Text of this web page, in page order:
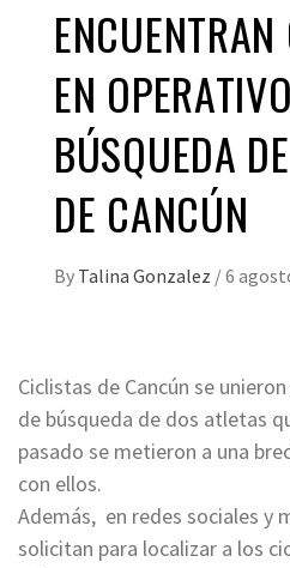
EN
BÚSQUEDA
DE CANCÚN
By Talina Gonzalez /6
Ciclistas de Cancún se
de búsqueda de dos atletas
pasado se metieron a una
con ellos.
Además, en redes sociales y
solicitan para localizar a los